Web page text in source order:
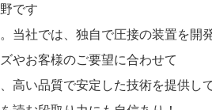
野です
。当社では、独自で圧接の装置を開
ズやお客様のご要望に合わせて
、高い品質で安定した技術を提供し